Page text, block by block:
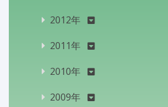
2012年
2011年
2010年
2009年